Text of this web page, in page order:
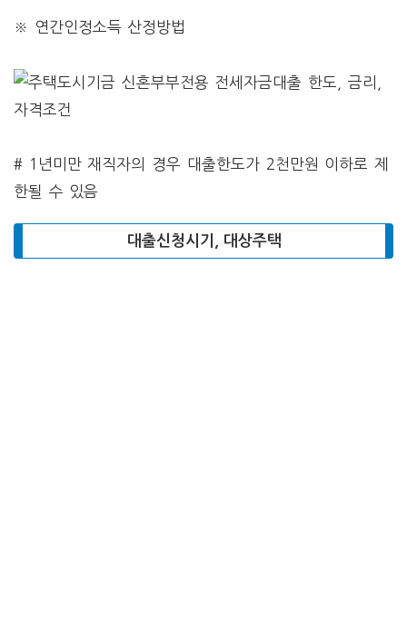
※ 연간인정소득 산정방법
# 1년미만 재직자의 경우 대출한도가 2천만원 이하로 제
한될 수 있음
대출신청시기, 대상주택